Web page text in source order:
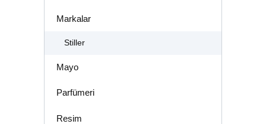
Markalar
Stiller
Mayo
Parfümeri
Resim